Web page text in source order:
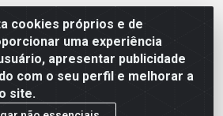
cookies próprios e de
uma experiência
apresentar publicidade
com o seu perfil e melhorar a
site.
de Rações LTDA - Rua Maximiano
Fortaleza/CE - CEP 60.863-260
26.133.872/0001-11